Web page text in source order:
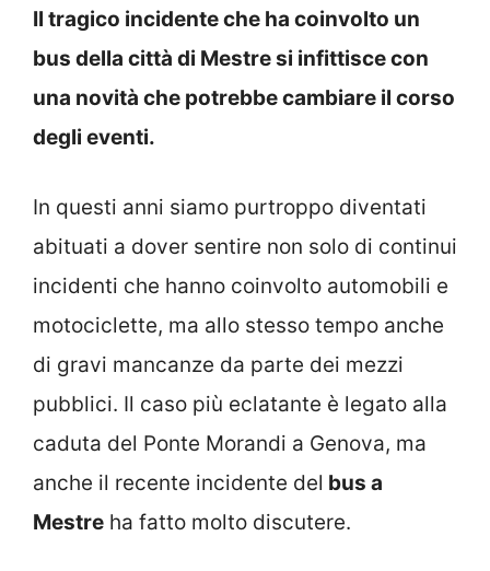
Il tragico incidente che ha coinvolto un
bus della città di Mestre si infittisce con
una novità che potrebbe cambiare il corso
degli eventi.
In questi anni siamo purtroppo diventati
abituati a dover sentire non solo di continui
incidenti che hanno coinvolto automobili e
motociclette, ma allo stesso tempo anche
di gravi mancanze da parte dei mezzi
pubblici. Il caso più eclatante è legato alla
caduta del Ponte Morandi a Genova, ma
anche il recente incidente del bus a
Mestre ha fatto molto discutere.